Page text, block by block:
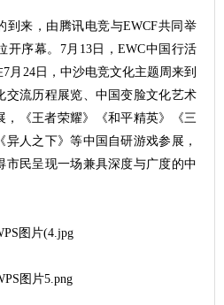
到来，由腾讯电竞与EWCF共同举
开序幕。7月13日，EWC中国行活
月24日，中沙电竞文化主题周来到
交流历程展览、中国变脸文化艺术
，《王者荣耀》《和平精英》《三
人之下》等中国自研游戏参展，
市民呈现一场兼具深度与广度的中